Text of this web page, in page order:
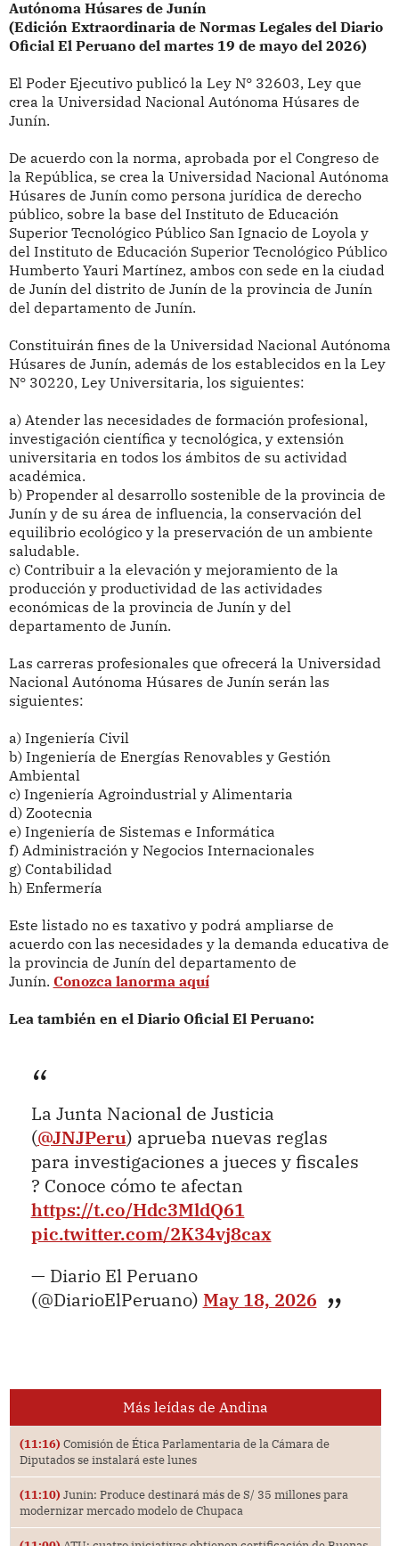
Autónoma Húsares de Junín
(Edición Extraordinaria de Normas Legales del Diario
Oficial El Peruano del martes 19 de mayo del 2026)
El Poder Ejecutivo publicó la Ley N° 32603, Ley que
crea la Universidad Nacional Autónoma Húsares de
Junín.
De acuerdo con la norma, aprobada por el Congreso de
la República, se crea la Universidad Nacional Autónoma
Húsares de Junín como persona jurídica de derecho
público, sobre la base del Instituto de Educación
Superior Tecnológico Público San Ignacio de Loyola y
del Instituto de Educación Superior Tecnológico Público
Humberto Yauri Martínez, ambos con sede en la ciudad
de Junín del distrito de Junín de la provincia de Junín
del departamento de Junín.
Constituirán fines de la Universidad Nacional Autónoma
Húsares de Junín, además de los establecidos en la Ley
N° 30220, Ley Universitaria, los siguientes:
a) Atender las necesidades de formación profesional,
investigación científica y tecnológica, y extensión
universitaria en todos los ámbitos de su actividad
académica.
b) Propender al desarrollo sostenible de la provincia de
Junín y de su área de influencia, la conservación del
equilibrio ecológico y la preservación de un ambiente
saludable.
c) Contribuir a la elevación y mejoramiento de la
producción y productividad de las actividades
económicas de la provincia de Junín y del
departamento de Junín.
Las carreras profesionales que ofrecerá la Universidad
Nacional Autónoma Húsares de Junín serán las
siguientes:
a) Ingeniería Civil
b) Ingeniería de Energías Renovables y Gestión
Ambiental
c) Ingeniería Agroindustrial y Alimentaria
d) Zootecnia
e) Ingeniería de Sistemas e Informática
f) Administración y Negocios Internacionales
g) Contabilidad
h) Enfermería
Este listado no es taxativo y podrá ampliarse de
acuerdo con las necesidades y la demanda educativa de
la provincia de Junín del departamento de
Junín. Conozca lanorma aquí
Lea también en el Diario Oficial El Peruano:
La Junta Nacional de Justicia
(@JNJPeru) aprueba nuevas reglas
para investigaciones a jueces y fiscales
? Conoce cómo te afectan
https://t.co/Hdc3MldQ61
pic.twitter.com/2K34vj8cax
— Diario El Peruano
(@DiarioElPeruano) May 18, 2026
Más leídas de Andina
(11:16) Comisión de Ética Parlamentaria de la Cámara de
Diputados se instalará este lunes
(11:10) Junin: Produce destinará más de S/ 35 millones para
modernizar mercado modelo de Chupaca